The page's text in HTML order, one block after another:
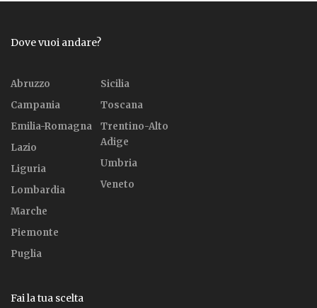
Dove vuoi andare?
Abruzzo
Campania
Emilia-Romagna
Lazio
Liguria
Lombardia
Marche
Piemonte
Puglia
Sicilia
Toscana
Trentino-Alto
Adige
Umbria
Veneto
Fai la tua scelta